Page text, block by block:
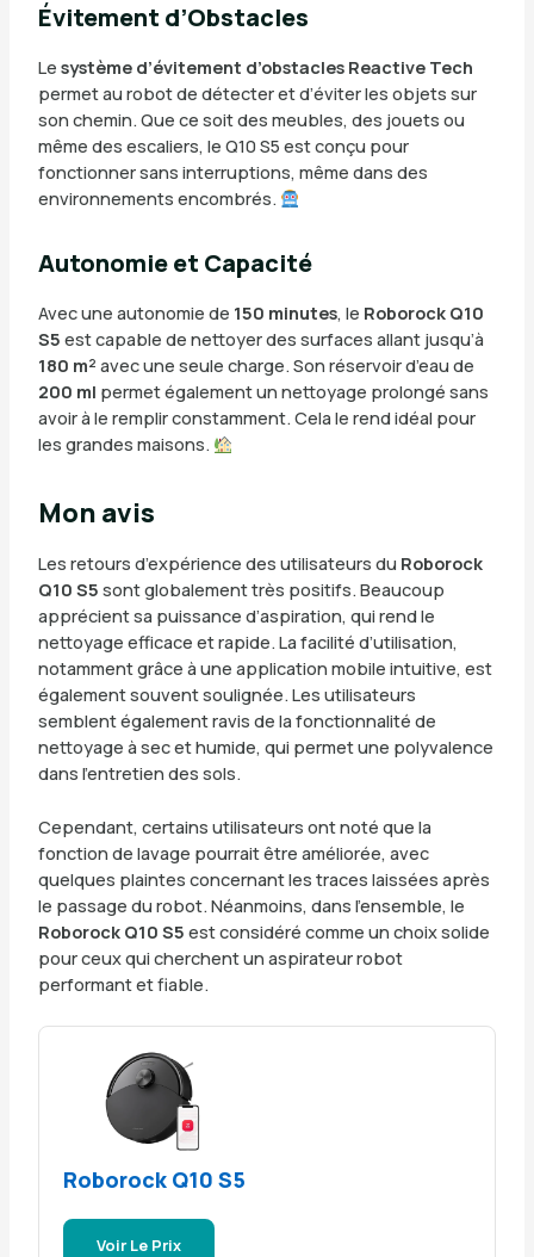
Évitement d’Obstacles
Le système d’évitement d’obstacles Reactive Tech
permet au robot de détecter et d’éviter les objets sur
son chemin. Que ce soit des meubles, des jouets ou
même des escaliers, le Q10 S5 est conçu pour
fonctionner sans interruptions, même dans des
environnements encombrés.
Autonomie et Capacité
Avec une autonomie de 150 minutes, le Roborock Q10
S5 est capable de nettoyer des surfaces allant jusqu’à
180 m² avec une seule charge. Son réservoir d’eau de
200 ml permet également un nettoyage prolongé sans
avoir à le remplir constamment. Cela le rend idéal pour
les grandes maisons.
Mon avis
Les retours d’expérience des utilisateurs du Roborock
Q10 S5 sont globalement très positifs. Beaucoup
apprécient sa puissance d’aspiration, qui rend le
nettoyage efficace et rapide. La facilité d’utilisation,
notamment grâce à une application mobile intuitive, est
également souvent soulignée. Les utilisateurs
semblent également ravis de la fonctionnalité de
nettoyage à sec et humide, qui permet une polyvalence
dans l’entretien des sols.
Cependant, certains utilisateurs ont noté que la
fonction de lavage pourrait être améliorée, avec
quelques plaintes concernant les traces laissées après
le passage du robot. Néanmoins, dans l’ensemble, le
Roborock Q10 S5 est considéré comme un choix solide
pour ceux qui cherchent un aspirateur robot
performant et fiable.
Roborock Q10 S5
Voir Le Prix